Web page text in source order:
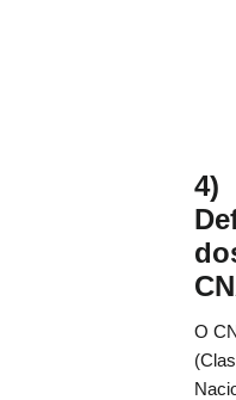
4)
O